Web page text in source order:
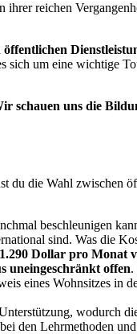
ihrer reichen
sich um eine wichtige
schauen uns die
du die Wahl zwischen
beschleunigen
sind. Was die
Dollar pro Monat
uneingeschränkt offen.
eines Wohnsitzes in
wodurch
den Lehrmethoden